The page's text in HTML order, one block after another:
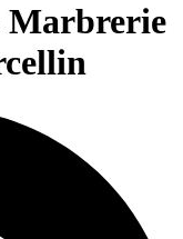
Marbrerie